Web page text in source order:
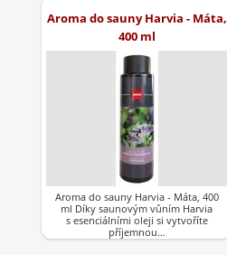
Aroma do sauny Harvia - Máta,
400 ml
Aroma do sauny Harvia - Máta, 400
ml Díky saunovým vůním Harvia
s esenciálními oleji si vytvoříte
příjemnou…